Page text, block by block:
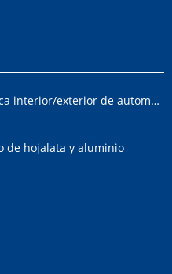
Dispositivo de obturación de placa interior/exterior de automóvil
de hojalata y aluminio